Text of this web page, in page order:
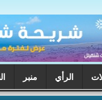
الستايل فن